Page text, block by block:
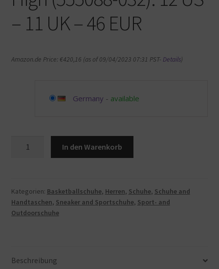
– 11 UK – 46 EUR
Amazon.de Price: €420,16 (as of 09/04/2023 07:31 PST- Details)
Germany - available
Retro
High
(555088-
-
In den Warenkorb
Kategorien: Basketballschuhe, Herren, Schuhe, Schuhe and
Handtaschen, Sneaker and Sportschuhe, Sport- and
Outdoorschuhe
Beschreibung